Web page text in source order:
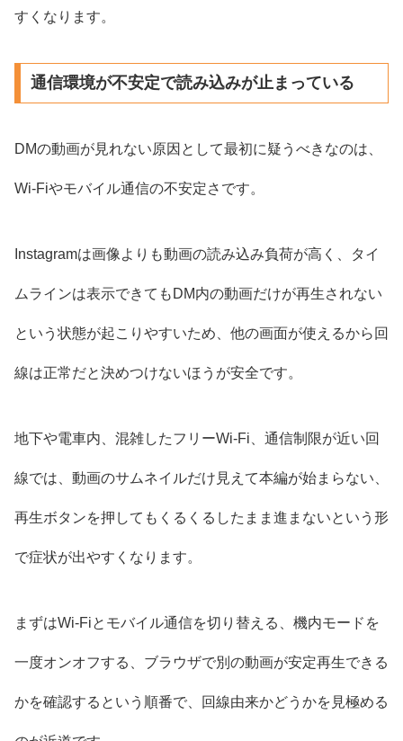
すくなります。
通信環境が不安定で読み込みが止まっている
DMの動画が見れない原因として最初に疑うべきなのは、
Wi-Fiやモバイル通信の不安定さです。
Instagramは画像よりも動画の読み込み負荷が高く、タイ
ムラインは表示できてもDM内の動画だけが再生されない
という状態が起こりやすいため、他の画面が使えるから回
線は正常だと決めつけないほうが安全です。
地下や電車内、混雑したフリーWi-Fi、通信制限が近い回
線では、動画のサムネイルだけ見えて本編が始まらない、
再生ボタンを押してもくるくるしたまま進まないという形
で症状が出やすくなります。
まずはWi-Fiとモバイル通信を切り替える、機内モードを
一度オンオフする、ブラウザで別の動画が安定再生できる
かを確認するという順番で、回線由来かどうかを見極める